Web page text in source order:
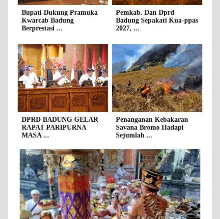
Bupati Dukung Pramuka
Kwarcab Badung
Berprestasi ...
Pemkab. Dan Dprd
Badung Sepakati Kua-ppas
2027, ...
DPRD BADUNG GELAR
RAPAT PARIPURNA
MASA ...
Penanganan Kebakaran
Savana Bromo Hadapi
Sejumlah ...